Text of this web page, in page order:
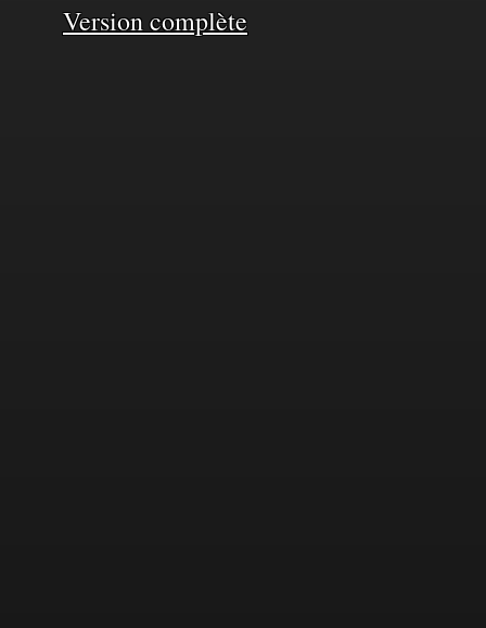
Version complète